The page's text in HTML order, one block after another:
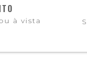
à vista